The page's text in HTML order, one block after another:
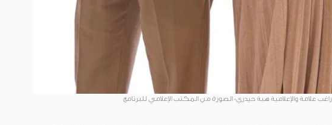
راغب علامة والإعلامية هبة حيدري- الصورة من المكتب الإعلامي للبرنامج